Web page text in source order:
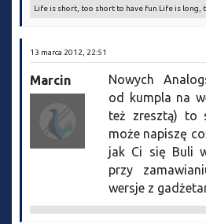
Life is short, too short to have fun Life is long,
13 marca 2012, 22:51
Marcin
Nowych
od kumpla na
też zresztą) to
może napiszę
jak Ci się Buli
przy
wersje z